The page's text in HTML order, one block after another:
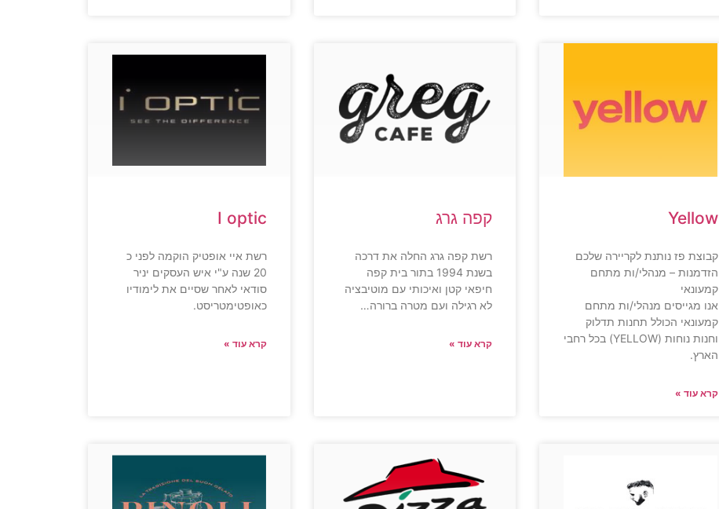
Yellow
קבוצת פז נותנת לקריירה שלכם
הזדמנות – מנהלי/ות מתחם
קמעונאי
אנו מגייסים מנהלי/ות מתחם
קמעונאי הכולל תחנות תדלוק
וחנות נוחות (YELLOW) בכל רחבי
הארץ.
קרא עוד »
קפה גרג
רשת קפה גרג החלה את דרכה
בשנת 1994 בתור בית קפה
חיפאי קטן ואיכותי עם מוטיבציה
לא רגילה ועם מטרה ברורה…
קרא עוד »
I optic
רשת איי אופטיק הוקמה לפני כ
20 שנה ע"י איש העסקים יניר
סודאי לאחר שסיים את לימודיו
כאופטימטריסט.
קרא עוד »